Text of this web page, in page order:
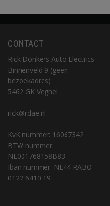
CONTACT
Rick Donkers Auto Electrics
Binnenveld 9 (geen
bezoekadres)
5462 GK Veghel
rick@rdae.nl
KvK nummer: 16067342
BTW nummer:
NL001768158B83
Iban nummer: NL44 RABO
0122 6410 19